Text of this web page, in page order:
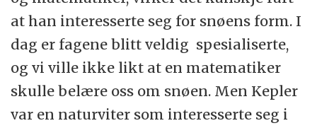
at han interesserte seg for snøens form. I
dag er fagene blitt veldig spesialiserte,
og vi ville ikke likt at en matematiker
skulle belære oss om snøen. Men Kepler
var en naturviter som interesserte seg i